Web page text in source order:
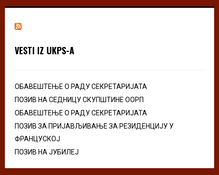
VESTI IZ UKPS-A
ОБАВЕШТЕЊЕ О РАДУ СЕКРЕТАРИЈАТА
ПОЗИВ НА СЕДНИЦУ СКУПШТИНЕ ООРП
ОБАВЕШТЕЊЕ О РАДУ СЕКРЕТАРИЈАТА
ПОЗИВ ЗА ПРИЈАВЉИВАЊЕ ЗА РЕЗИДЕНЦИЈУ У
ФРАНЦУСКОЈ
ПОЗИВ НА ЈУБИЛЕЈ